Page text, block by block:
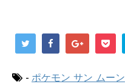
- ポケモン サン ムーン